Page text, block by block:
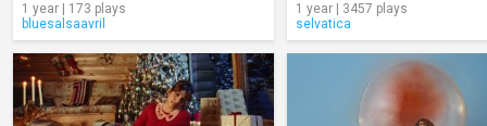
1 year | 173 plays
bluesalsaavril
1 year | 3457 plays
selvatica